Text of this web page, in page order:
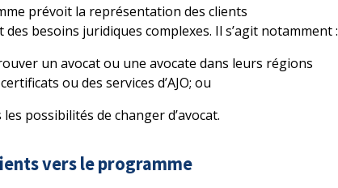
prévoit la représentation des clients
besoins juridiques complexes. Il s’agit notamment :
un avocat ou une avocate dans leurs régions
ou des services d’AJO; ou
possibilités de changer d’avocat.
vers le programme